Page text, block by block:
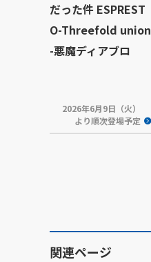
だった件 ESPREST
O-Threefold union
-悪魔ディアブロ
2026年6月9日（火）
より順次登場予定
関連ページ